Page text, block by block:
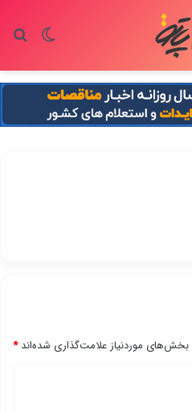
تغییر
بخش‌های موردنیاز علامت‌گذاری شده‌اند*